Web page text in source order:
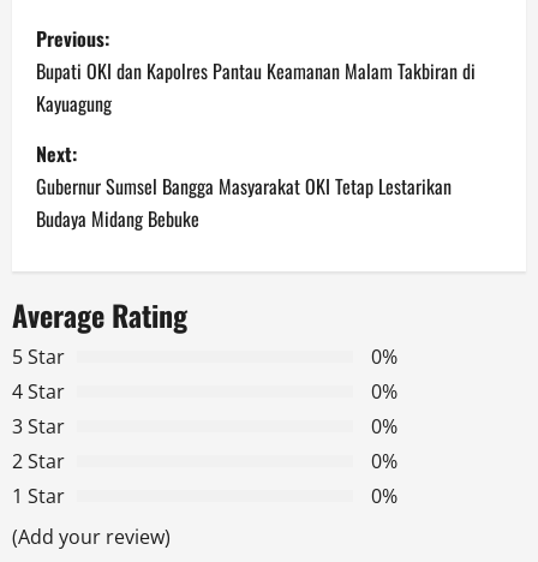
P
o
s
t
n
a
v
i
g
a
t
Previous:
Bupati OKI dan Kapolres Pantau Keamanan Malam Takbiran di
Kayuagung
Next:
Gubernur Sumsel Bangga Masyarakat OKI Tetap Lestarikan
Budaya Midang Bebuke
Average Rating
5 Star
0%
4 Star
0%
3 Star
0%
2 Star
0%
1 Star
0%
(Add your review)